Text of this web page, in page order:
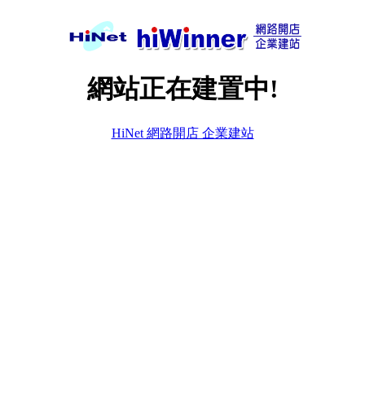
網站正在建置中!
HiNet 網路開店 企業建站